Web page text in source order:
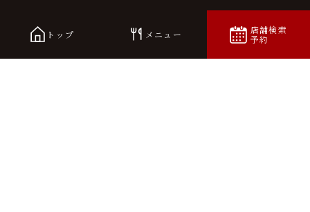
トップ メニュー
店舗検索
予約